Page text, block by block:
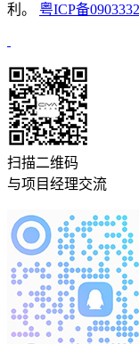
利。 粤ICP备
扫描二维码
与项目经理交流